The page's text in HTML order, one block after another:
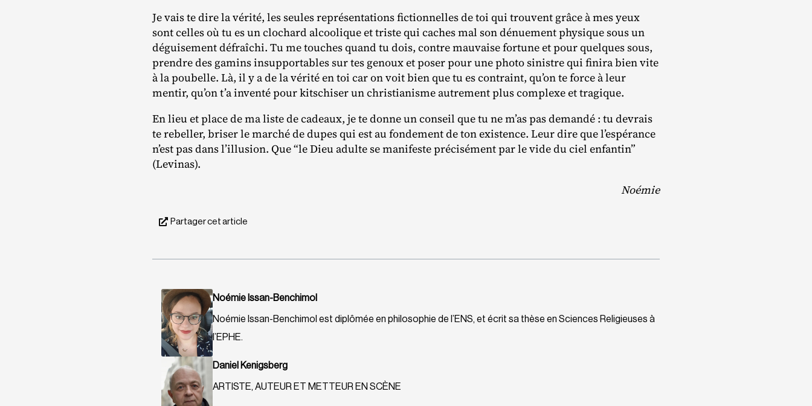
Je vais te dire la vérité, les seules représentations fictionnelles de toi qui trouvent grâce à mes yeux
sont celles où tu es un clochard alcoolique et triste qui caches mal son dénuement physique sous un
déguisement défraîchi. Tu me touches quand tu dois, contre mauvaise fortune et pour quelques sous,
prendre des gamins insupportables sur tes genoux et poser pour une photo sinistre qui finira bien vite
à la poubelle. Là, il y a de la vérité en toi car on voit bien que tu es contraint, qu’on te force à leur
mentir, qu’on t’a inventé pour kitschiser un christianisme autrement plus complexe et tragique.
En lieu et place de ma liste de cadeaux, je te donne un conseil que tu ne m’as pas demandé : tu devrais
te rebeller, briser le marché de dupes qui est au fondement de ton existence. Leur dire que l’espérance
n’est pas dans l’illusion. Que “le Dieu adulte se manifeste précisément par le vide du ciel enfantin”
(Levinas).
Noémie
Partager cet article
Noémie Issan-Benchimol
Noémie Issan-Benchimol est diplômée en philosophie de l’ENS, et écrit sa thèse en Sciences Religieuses à
l’EPHE.
Daniel Kenigsberg
ARTISTE, AUTEUR ET METTEUR EN SCÈNE